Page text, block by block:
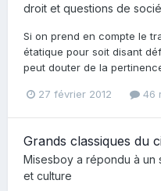
droit et questions de
Si on prend en compte le
étatique pour soit disant
peut douter de la
27 février 2012 46
Grands classiques du
Misesboy a répondu à un
et culture